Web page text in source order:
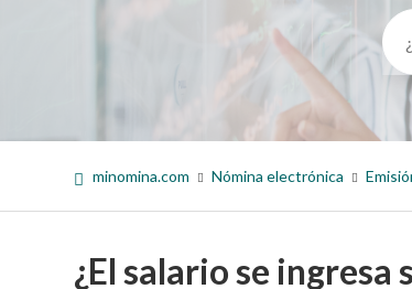
minomina.com Nómina electrónica
¿El salario se